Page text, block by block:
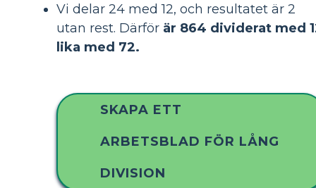
Vi delar 24 med 12, och resultatet är 2
utan rest. Därför är 864 dividerat med
lika med 72.
SKAPA ETT
ARBETSBLAD FÖR LÅNG
DIVISION